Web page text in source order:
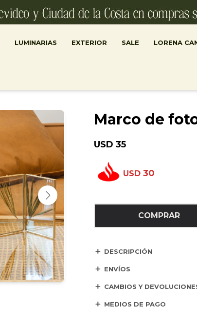
LUMINARIAS EXTERIOR SALE LORENA
Marco de
USD 35
USD 30
COMPRAR
DESCRIPCIÓN
ENVÍOS
CAMBIOS Y
MEDIOS DE PAGO